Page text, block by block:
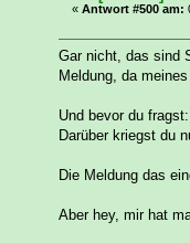
« Antwort #500 am:
Gar nicht, das sind
Meldung, da
Und bevor du
Darüber kriegst du
Die Meldung das
Aber hey, mir hat